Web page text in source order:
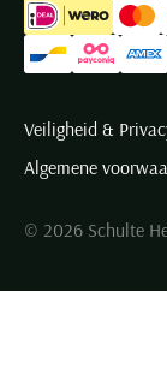
Veiligheid &
Algemene
© 2026 Schulte